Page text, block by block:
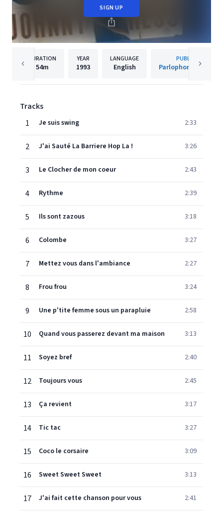
SIGN UP
DURATION
54m
YEAR
1993
LANGUAGE
English
PUBLISHER
Parlophone (France)
Tracks
1
Je suis swing 2:33
2 J'ai Sauté La Barriere Hop La ! 3:26
3 Le Clocher de mon coeur 2:43
4 Rythme 2:39
5 Ils sont zazous 3:18
6 Colombe 3:27
7 Mettez vous dans l'ambiance 2:27
8 Frou frou 3:24
9 Une p'tite femme sous un parapluie 2:58
10 Quand vous passerez devant ma maison 3:13
11 Soyez bref 2:40
12 Toujours vous 2:45
13 Ça revient 3:17
14 Tic tac 3:27
15 Coco le corsaire 3:09
16 Sweet Sweet Sweet 3:13
17 J'ai fait cette chanson pour vous 2:41